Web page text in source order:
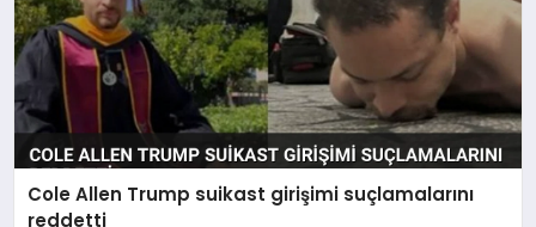
Cole Allen Trump suikast girişimi suçlamalarını
reddetti